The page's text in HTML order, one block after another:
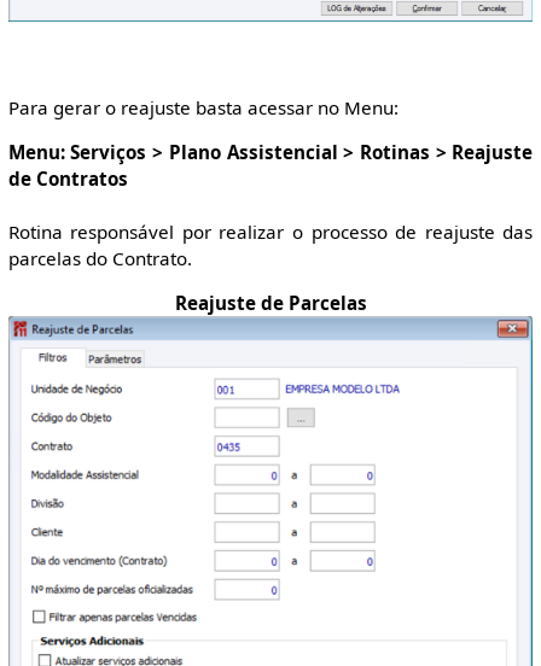
Para gerar o reajuste basta acessar no Menu:
Menu: Serviços > Plano Assistencial > Rotinas > Reajuste
de Contratos
Rotina responsável por realizar o processo de reajuste das
parcelas do Contrato.
Reajuste de Parcelas